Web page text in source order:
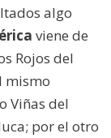
algo
viene de
Rojos del
mismo
Viñas del
por el otro